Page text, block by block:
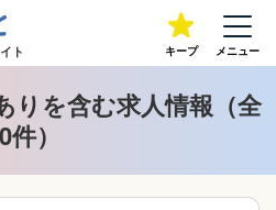
ト キープ メニュー
りを含む求人情報（全
0件）